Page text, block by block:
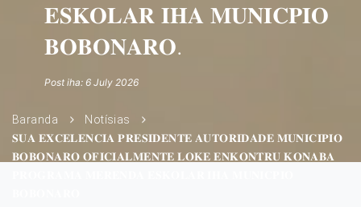
𝐄𝐒𝐊𝐎𝐋𝐀𝐑 𝐈𝐇𝐀 𝐌𝐔𝐍𝐈𝐂𝐏𝐈𝐎
𝐁𝐎𝐁𝐎𝐍𝐀𝐑𝐎.
Post iha: 6 July 2026
Baranda
Notísias
𝐒𝐔𝐀 𝐄𝐗𝐂𝐄𝐋𝐄𝐍𝐂𝐈𝐀 𝐏𝐑𝐄𝐒𝐈𝐃𝐄𝐍𝐓𝐄 𝐀𝐔𝐓𝐎𝐑𝐈𝐃𝐀𝐃𝐄 𝐌𝐔𝐍𝐈𝐂𝐈𝐏𝐈𝐎
𝐁𝐎𝐁𝐎𝐍𝐀𝐑𝐎 𝐎𝐅𝐈𝐂𝐈𝐀𝐋𝐌𝐄𝐍𝐓𝐄 𝐋𝐎𝐊𝐄 𝐄𝐍𝐊𝐎𝐍𝐓𝐑𝐔 𝐊𝐎𝐍𝐀𝐁𝐀